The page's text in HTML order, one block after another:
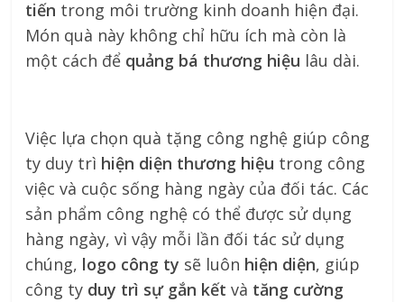
tiến trong môi trường kinh doanh hiện đại.
Món quà này không chỉ hữu ích mà còn là
một cách để quảng bá thương hiệu lâu dài.
Việc lựa chọn quà tặng công nghệ giúp công
ty duy trì hiện diện thương hiệu trong công
việc và cuộc sống hàng ngày của đối tác. Các
sản phẩm công nghệ có thể được sử dụng
hàng ngày, vì vậy mỗi lần đối tác sử dụng
chúng, logo công ty sẽ luôn hiện diện, giúp
công ty duy trì sự gắn kết và tăng cường